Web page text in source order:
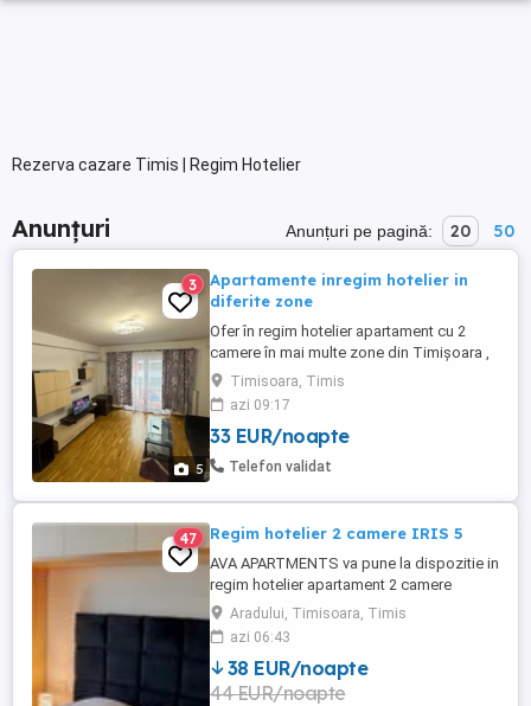
Rezerva cazare Timis | Regim Hotelier
Anunțuri Anunțuri pe pagină: 20 50
5
3
Apartamente inregim hotelier in
diferite zone
Ofer în regim hotelier apartament cu 2
camere în mai multe zone din Timișoara ,
apartamentele sunt utilate și mobilate la
nivel de lux , preț 175 ron Disponibil pentru
închiriere pe termen scurt zilnic weekend
Bucură-te de confortul unei locuințe
moderne, complet mobilate și utilate,
Timisoara, Timis
azi 09:17
33 EUR/noapte
Telefon validat
47 Regim hotelier 2 camere IRIS 5
AVA APARTMENTS va pune la dispozitie in
regim hotelier apartament 2 camere
decomandat, complet echipat si mobilat,
in complex rezidential IRIS, aproape de
Iulius Town. Pentru decont oferim e-
Factura. Pretul afisat este pentru minim 5
nopti de cazare.
Aradului, Timisoara, Timis
azi 06:43
38 EUR/noapte
44 EUR/noapte